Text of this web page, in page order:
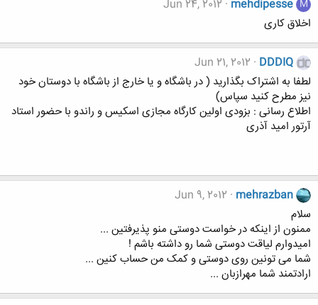
M
mehdipesse
Jun 24, 2012
اخلاق کاری
DDDIQ
Jun 21, 2012
لطفا به اشتراک بگذارید ( در باشگاه و یا خارج از باشگاه با دوستان خود
نیز مطرح کنید سپاس)
اطلاع رسانی : بزودی اولین کارگاه مجازی اسکیس و راندو با حضور استاد
آرتور امید آذری
mehrazban
Jun 9, 2012
سلام
ممنون از اینکه در خواست دوستی منو پذیرفتین ...
امیدوارم لیاقت دوستی شما رو داشته باشم !
شما می تونین روی دوستی و کمک من حساب کنین ...
ارادتمند شما مهرازبان ...